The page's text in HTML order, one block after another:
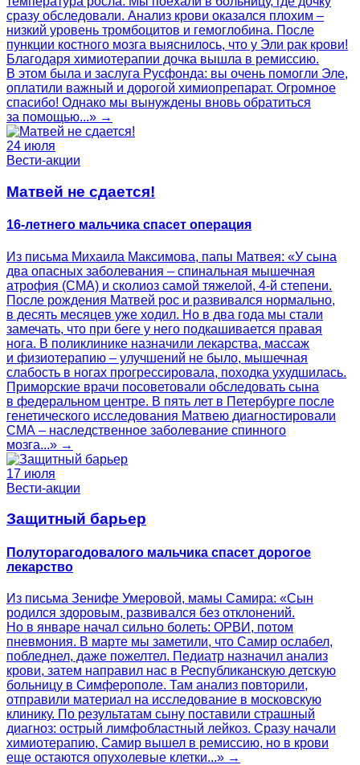
сразу обследовали. Анализ крови оказался плохим –
низкий уровень тромбоцитов и гемоглобина. После
пункции костного мозга выяснилось, что у Эли рак крови!
Благодаря химиотерапии дочка вышла в ремиссию.
В этом была и заслуга Русфонда: вы очень помогли Эле,
оплатили важный и дорогой химиопрепарат. Огромное
спасибо! Однако мы вынуждены вновь обратиться
за помощью...» →
24 июля
Вести-акции
Матвей не сдается!
16-летнего мальчика спасет операция
Из письма Михаила Максимова, папы Матвея: «У сына
два опасных заболевания – спинальная мышечная
атрофия (СМА) и сколиоз самой тяжелой, 4-й степени.
После рождения Матвей рос и развивался нормально,
в десять месяцев уже ходил. Но в два года мы стали
замечать, что при беге у него подкашивается правая
нога. В поликлинике назначили лекарства, массаж
и физиотерапию – улучшений не было, мышечная
слабость в ногах прогрессировала, походка ухудшилась.
Приморские врачи посоветовали обследовать сына
в федеральном центре. В пять лет в Петербурге после
генетического исследования Матвею диагностировали
СМА – наследственное заболевание спинного
мозга...» →
17 июля
Вести-акции
Защитный барьер
Полуторагодовалого мальчика спасет дорогое
лекарство
Из письма Зенифе Умеровой, мамы Самира: «Сын
родился здоровым, развивался без отклонений.
Но в январе начал сильно болеть: ОРВИ, потом
пневмония. В марте мы заметили, что Самир ослабел,
побледнел, даже пожелтел. Педиатр назначил анализ
крови, затем направил нас в Республиканскую детскую
больницу в Симферополе. Там анализ повторили,
отправили материал на исследование в московскую
клинику. По результатам сыну поставили страшный
диагноз: острый лимфобластный лейкоз. Сразу начали
химиотерапию, Самир вышел в ремиссию, но в крови
еще остаются опухолевые клетки...» →